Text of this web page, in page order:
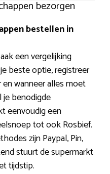
bezorgen
bestellen in
een vergelijking
beste optie, registreer
wanneer alles moet
je benodigde
eenvoudig een
tot ook Rosbief.
zijn Paypal, Pin,
stuurt de supermarkt
tijdstip.